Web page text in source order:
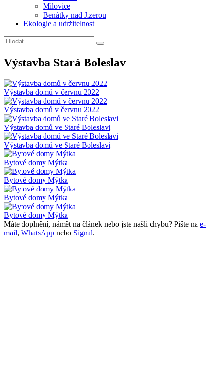
Milovice
Benátky nad Jizerou
Ekologie a udržitelnost
Výstavba Stará Boleslav
Výstavba domů v červnu 2022
Výstavba domů v červnu 2022
Výstavba domů ve Staré Boleslavi
Výstavba domů ve Staré Boleslavi
Bytové domy Mýtka
Bytové domy Mýtka
Bytové domy Mýtka
Bytové domy Mýtka
Máte doplnění, námět na článek nebo jste našli chybu? Pište na e-
mail, WhatsApp nebo Signal.